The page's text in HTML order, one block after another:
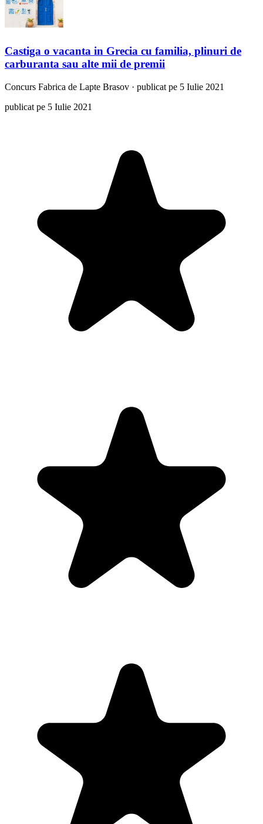
Castiga o vacanta in Grecia cu familia, plinuri de
carburanta sau alte mii de premii
Concurs Fabrica de Lapte Brasov · publicat pe 5 Iulie 2021
publicat pe 5 Iulie 2021